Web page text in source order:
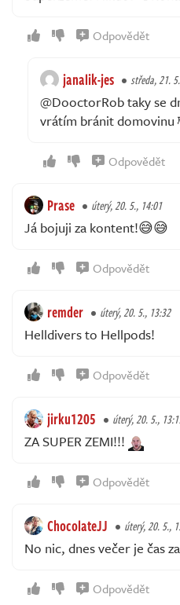
Odpovědět
janalik-jes středa, 21.
@DooctorRob taky se
vrátím bránit
Odpovědět
Prase úterý, 20. 5., 14:01
Já bojuji za kontent!😅😅
Odpovědět
remder úterý, 20. 5., 13:32
Helldivers to Hellpods!
Odpovědět
jirku1205 úterý, 20. 5.,
ZA SUPER ZEMI!!!
Odpovědět
ChocolateJJ úterý, 20. 5.,
No nic, dnes večer je čas
Odpovědět